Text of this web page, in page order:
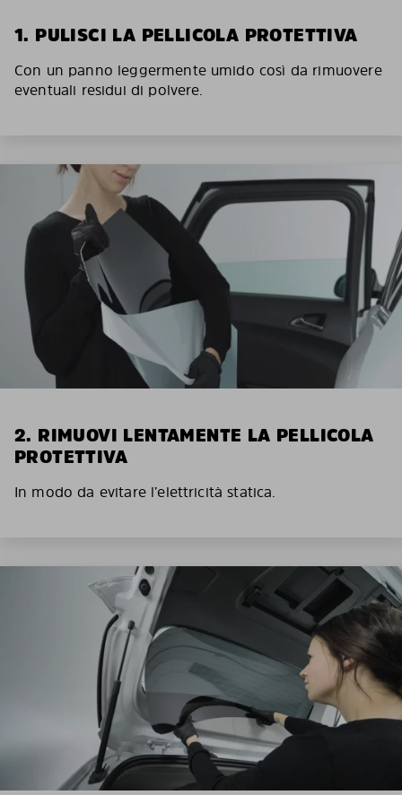
1. PULISCI LA PELLICOLA PROTETTIVA
Con un panno leggermente umido così da rimuovere
eventuali residui di polvere.
2. RIMUOVI LENTAMENTE LA PELLICOLA
PROTETTIVA
In modo da evitare l’elettricità statica.